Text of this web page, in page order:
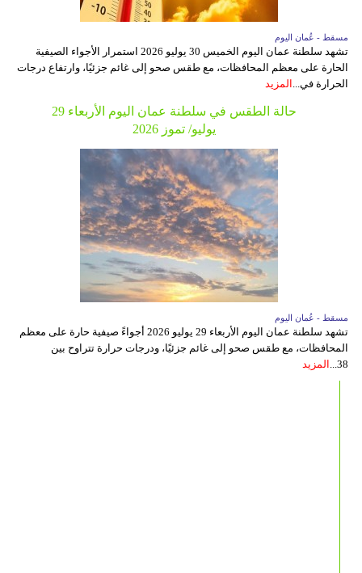
مسقط - عُمان اليوم
تشهد سلطنة عمان اليوم الخميس 30 يوليو 2026 استمرار الأجواء الصيفية
الحارة على معظم المحافظات، مع طقس صحو إلى غائم جزئيًا، وارتفاع درجات
الحرارة في... المزيد
حالة الطقس في سلطنة عمان اليوم الأربعاء 29
يوليو/ تموز 2026
مسقط - عُمان اليوم
تشهد سلطنة عمان اليوم الأربعاء 29 يوليو 2026 أجواءً صيفية حارة على معظم
المحافظات، مع طقس صحو إلى غائم جزئيًا، ودرجات حرارة تتراوح بين
38...
المزيد